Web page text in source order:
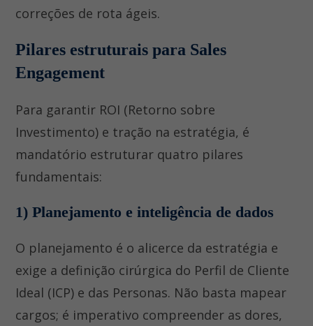
correções de rota ágeis.
Pilares estruturais para Sales
Engagement
Para garantir ROI (Retorno sobre
Investimento) e tração na estratégia, é
mandatório estruturar quatro pilares
fundamentais:
1) Planejamento e inteligência de dados
O planejamento é o alicerce da estratégia e
exige a definição cirúrgica do Perfil de Cliente
Ideal (ICP) e das Personas. Não basta mapear
cargos; é imperativo compreender as dores,